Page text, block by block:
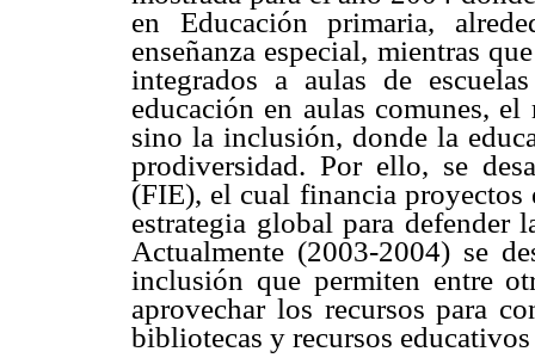
en Educación primaria,
enseñanza especial, mientras
integrados a aulas de
educación en aulas comunes,
sino la inclusión, donde la
prodiversidad. Por ello, se
(FIE), el cual financia proyectos
estrategia global para defender
Actualmente (2003-2004) se
inclusión que permiten entre
aprovechar los recursos para
bibliotecas y recursos